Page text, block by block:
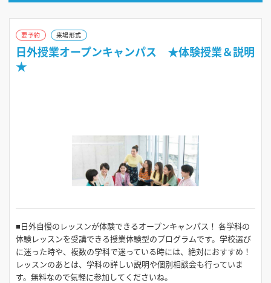
要予約 来場形式
日外授業オープンキャンパス ★体験授業＆説明
★
■日外自慢のレッスンが体験できるオープンキャンパス！ 各学科の
体験レッスンを受講できる授業体験型のプログラムです。学校選び
に迷った時や、複数の学科で迷っている時には、絶対におすすめ！
レッスンのあとは、学科の詳しい説明や個別相談会も行っていま
す。無料なので気軽に参加してくださいね。